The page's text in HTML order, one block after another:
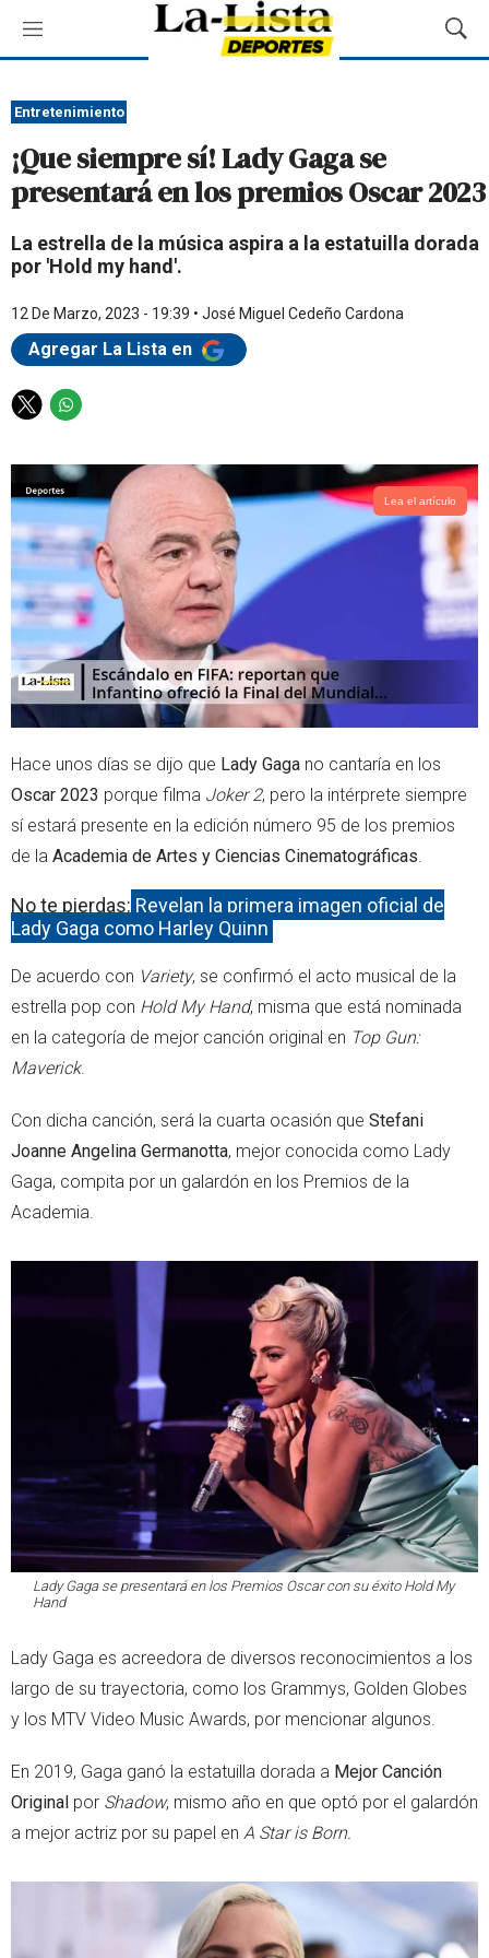
M
e
ú
M
o
B
s
Entretenimiento
¡Que siempre sí! Lady Gaga se
presentará en los premios Oscar 2023
La estrella de la música aspira a la estatuilla dorada
por 'Hold my hand'.
12 De Marzo, 2023 - 19:39 • José Miguel Cedeño Cardona
Agregar La Lista en
T
i
t
t
e
r
W
a
t
s
a
p
p
Lea el artículo
Hace unos días se dijo que Lady Gaga no cantaría en los
Oscar 2023 porque filma Joker 2, pero la intérprete siempre
sí estará presente en la edición número 95 de los premios
de la Academia de Artes y Ciencias Cinematográficas
No te pierdas: Revelan la primera imagen oficial de
Lady Gaga como Harley Quinn
De acuerdo con Variety, se confirmó el acto musical de la
estrella pop con Hold My Hand, misma que está nominada
en la categoría de mejor canción original en Top Gun:
Maverick.
Con dicha canción, será la cuarta ocasión que Stefani
Joanne Angelina Germanotta, mejor conocida como Lady
Gaga, compita por un galardón en los Premios de la
Academia.
Lady Gaga se presentará en los Premios Oscar con su éxito Hold My
Hand
Lady Gaga es acreedora de diversos reconocimientos a los
largo de su trayectoria, como los Grammys, Golden Globes
y los MTV Video Music Awards, por mencionar algunos.
En 2019, Gaga ganó la estatuilla dorada a Mejor Canción
Original por Shadow, mismo año en que optó por el galardón
a mejor actriz por su papel en A Star is Born.